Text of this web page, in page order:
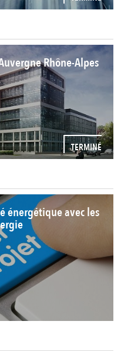
Rhône-Alpes
TERMINÉ
énergétique avec les